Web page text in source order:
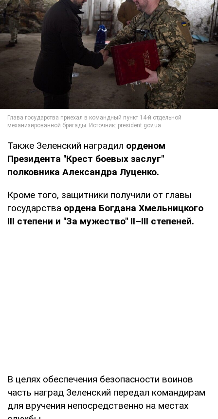
Также Зеленский наградил орденом
Президента "Крест боевых заслуг"
полковника Александра Луценко.
Кроме того, защитники получили от главы
государства ордена Богдана Хмельницкого
III степени и "За мужество" II–III степеней.
В целях обеспечения безопасности воинов
часть наград Зеленский передал командирам
для вручения непосредственно на местах